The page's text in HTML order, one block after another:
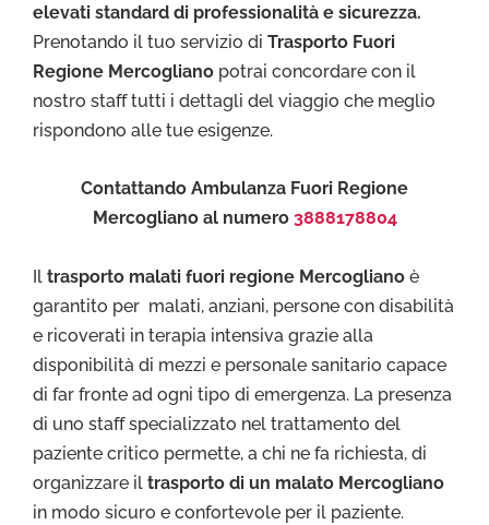
elevati standard di professionalità e sicurezza.
Prenotando il tuo servizio di Trasporto Fuori
Regione Mercogliano potrai concordare con il
nostro staff tutti i dettagli del viaggio che meglio
rispondono alle tue esigenze.
Contattando Ambulanza Fuori Regione
Mercogliano al numero 3888178804
Il trasporto malati fuori regione Mercogliano è
garantito per malati, anziani, persone con disabilità
e ricoverati in terapia intensiva grazie alla
disponibilità di mezzi e personale sanitario capace
di far fronte ad ogni tipo di emergenza. La presenza
di uno staff specializzato nel trattamento del
paziente critico permette, a chi ne fa richiesta, di
organizzare il trasporto di un malato Mercogliano
in modo sicuro e confortevole per il paziente.